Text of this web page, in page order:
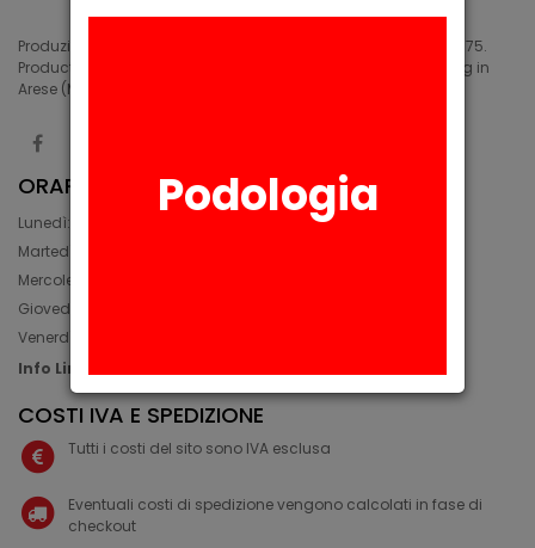
Produzione di siliconi medicali e industriali in Arese (MI) dal 1975.
Production of medical and industrial silicones. Manufacturing in
Arese (MI) since 1975.
ORARIO
Lunedì: 08:30 - 12:30, 14:00 - 17:45
Martedì: 08:30 - 12:30, 14:00 - 17:00
Mercoledì: 08:30 - 12:30, 14:00 - 17:00
Giovedì: 09:30 - 12:30, 14:00 - 17:00
Venerdì: 08:30 - 12:30, 14:00 - 17:00
Info Line: +39 02 93581452
COSTI IVA E SPEDIZIONE
Tutti i costi del sito sono IVA esclusa
Eventuali costi di spedizione vengono calcolati in fase di
checkout
Podologia